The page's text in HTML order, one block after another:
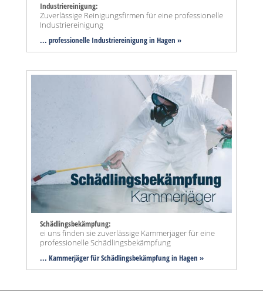
Industriereinigung:
Zuverlässige Reinigungsfirmen für eine professionelle
Industriereinigung
... professionelle Industriereinigung in Hagen »
Schädlingsbekämpfung:
ei uns finden sie zuverlässige Kammerjäger für eine
professionelle Schädlingsbekämpfung
... Kammerjäger für Schädlingsbekämpfung in Hagen »